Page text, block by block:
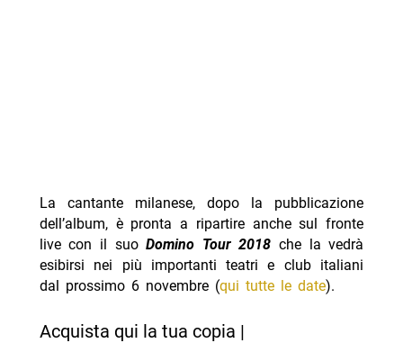
La cantante milanese, dopo la pubblicazione
dell’album, è pronta a ripartire anche sul fronte
live con il suoDomino Tour 2018 che la vedrà
esibirsi nei più importanti teatri e club italiani
dal prossimo 6 novembre (qui tutte le date).
Acquista qui la tua copia |